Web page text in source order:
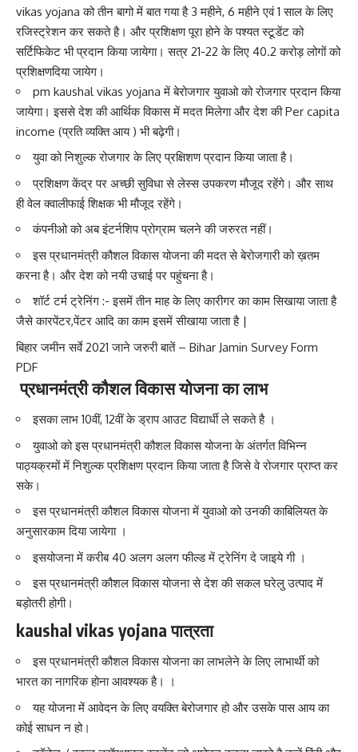
vikas yojana को तीन बागो में बात गया है 3 महीने, 6 महीने एवं 1 साल के लिए
रजिस्ट्रेशन कर सकते है। और प्रशिक्षण पूरा होने के पश्यत स्टूडेंट को
सर्टिफिकेट भी प्रदान किया जायेगा। सत्र 21-22 के लिए 40.2 करोड़ लोगों को
प्रशिक्षणदिया जायेग।
pm kaushal vikas yojana में बेरोजगार युवाओ को रोजगार प्रदान किया
जायेगा। इससे देश की आर्थिक विकास में मदत मिलेगा और देश की Per capita
income (प्रति व्यक्ति आय ) भी बढ़ेगी।
युवा को निशुल्क रोजगार के लिए प्रक्षिशण प्रदान किया जाता है।
प्रशिक्षण केंद्र पर अच्छी सुविधा से लेस्स उपकरण मौजूद रहेंगे। और साथ
ही वेल क्वालीफाई शिक्षक भी मौजूद रहेंगे।
कंपनीओ को अब इंटर्नशिप प्रोग्राम चलने की जरुरत नहीं।
इस प्रधानमंत्री कौशल विकास योजना की मदत से बेरोजगारी को ख़तम
करना है। और देश को नयी उचाई पर पहुंचना है।
शॉर्ट टर्म ट्रेनिंग :- इसमें तीन माह के लिए कारीगर का काम सिखाया जाता है
जैसे कारपेंटर,पेंटर आदि का काम इसमें सीखाया जाता है |
बिहार जमीन सर्वे 2021 जाने जरुरी बातें – Bihar Jamin Survey Form
PDF
प्रधानमंत्री कौशल विकास योजनाकालाभ
इसका लाभ 10वीं, 12वीं के ड्राप आउट विद्यार्धी ले सकते है ।
युवाओ को इस प्रधानमंत्री कौशल विकास योजना के अंतर्गत विभिन्न
पाठ्यक्रमों में निशुल्क प्रशिक्षण प्रदान किया जाता है जिसे वे रोजगार प्राप्त कर
सके।
इस प्रधानमंत्री कौशल विकास योजना में युवाओ को उनकी काबिलियत के
अनुसारकाम दिया जायेगा ।
इसयोजना में करीब 40 अलग अलग फील्ड में ट्रेनिंग दे जाइये गी ।
इस प्रधानमंत्री कौशल विकास योजना से देश की सकल घरेलु उत्पाद में
बड़ोतरी होगी।
kaushal vikas yojana पात्रता
इस प्रधानमंत्री कौशल विकास योजना का लाभलेने के लिए लाभार्थी को
भारत का नागरिक होना आवश्यक है। ।
यह योजना में आवेदन के लिए वयक्ति बेरोजगार हो और उसके पास आय का
कोई साधन न हो।